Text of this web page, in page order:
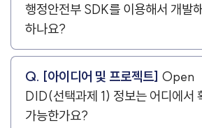
행정안전부 SDK를 이용해서 개발
하나요?
Q. [아이디어 및 프로젝트] Open
DID(선택과제 1) 정보는 어디에서
가능한가요?